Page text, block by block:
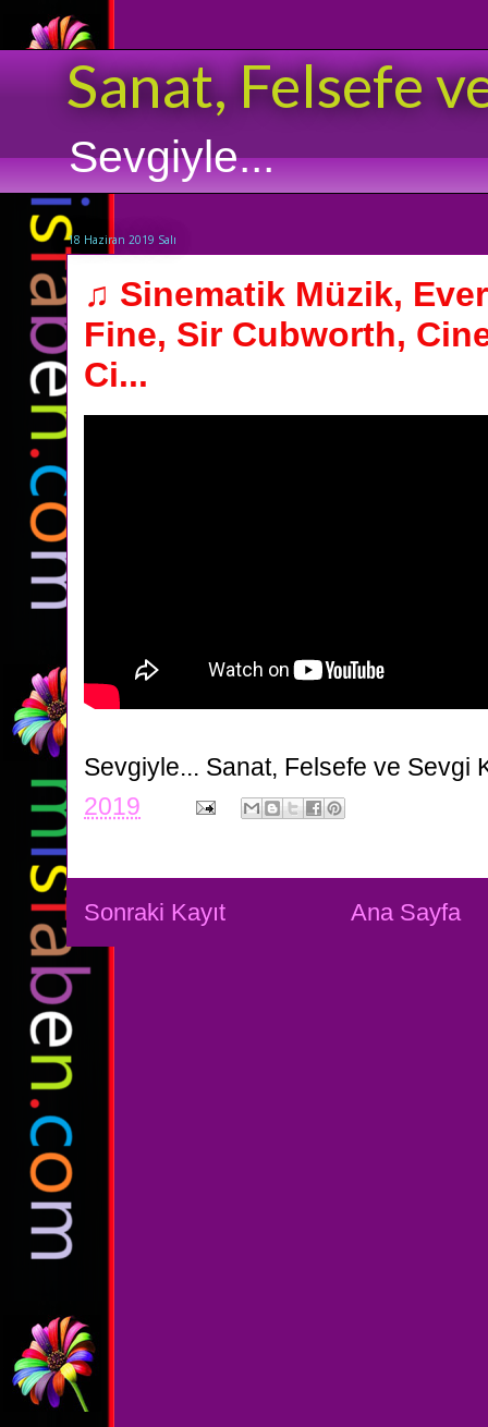
Sanat, Felsefe
Sevgiyle...
18 Haziran 2019 Salı
♫ Sinematik Müzik,
Fine, Sir Cubworth,
Ci...
Sevgiyle... Sanat, Felsefe ve Sevgi
2019
Sonraki Kayıt Ana Sayfa